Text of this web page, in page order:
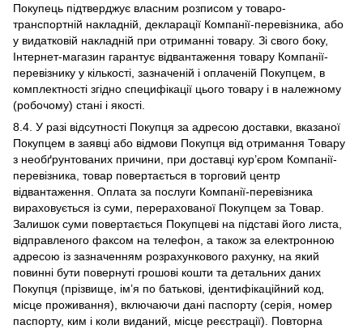
Покупець підтверджує власним розписом у товаро-
транспортній накладній, декларації Компанії-перевізника, або
у видатковій накладній при отриманні товару. Зі свого боку,
Інтернет-магазин гарантує відвантаження товару Компанії-
перевізнику у кількості, зазначеній і оплаченій Покупцем, в
комплектності згідно специфікації цього товару і в належному
(робочому) стані і якості.
8.4. У разі відсутності Покупця за адресою доставки, вказаної
Покупцем в заявці або відмови Покупця від отримання Товару
з необґрунтованих причини, при доставці кур’єром Компанії-
перевізника, товар повертається в торговий центр
відвантаження. Оплата за послуги Компанії-перевізника
вираховується із суми, перерахованої Покупцем за Товар.
Залишок суми повертається Покупцеві на підставі його листа,
відправленого факсом на телефон, а також за електронною
адресою із зазначенням розрахункового рахунку, на який
повинні бути повернуті грошові кошти та детальних даних
Покупця (прізвище, ім’я по батькові, ідентифікаційний код,
місце проживання), включаючи дані паспорту (серія, номер
паспорту, ким і коли виданий, місце реєстрації). Повторна